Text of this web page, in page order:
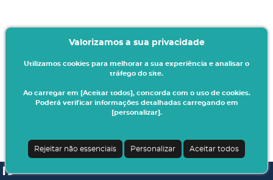
Valorizamos a sua privacidade
Utilizamos cookies para melhorar a sua experiência e analisar o
tráfego do site.
Ao carregar em [Aceitar todos], concorda com o uso de cookies.
Poderá verificar informações detalhadas carregando em
[personalizar].
Rejeitar não essenciais Personalizar Aceitar todos